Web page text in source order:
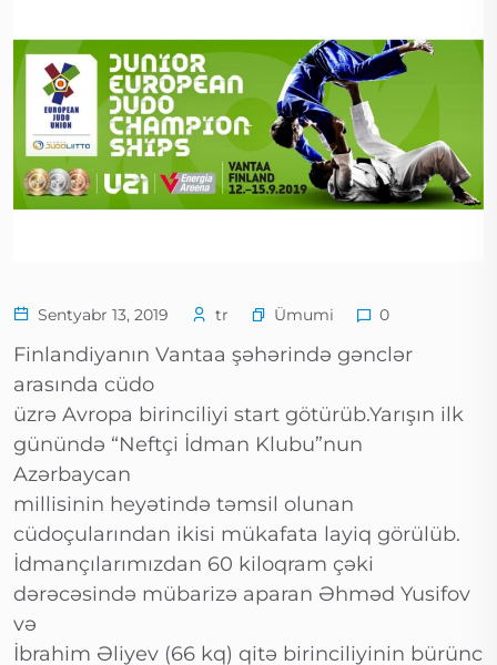
Sentyabr 13, 2019 tr Ümumi 0
Finlandiyanın Vantaa şəhərində gənclər
arasında cüdo
üzrə Avropa birinciliyi start götürüb.Yarışın ilk
günündə “Neftçi İdman Klubu”nun
Azərbaycan
millisinin heyətində təmsil olunan
cüdoçularından ikisi mükafata layiq görülüb.
İdmançılarımızdan 60 kiloqram çəki
dərəcəsində mübarizə aparan Əhməd Yusifov
və
İbrahim Əliyev (66 kq) qitə birinciliyinin bürünc